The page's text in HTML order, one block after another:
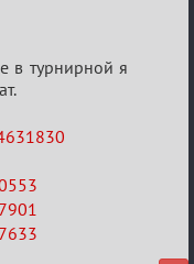
в турнирной я